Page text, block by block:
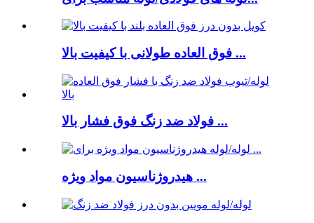
فوق العاده طولانی با کیفیت بالا ...
فولاد ضد زنگ فوق فشار بالا ...
هیدروژناسیون مواد ویژه ...